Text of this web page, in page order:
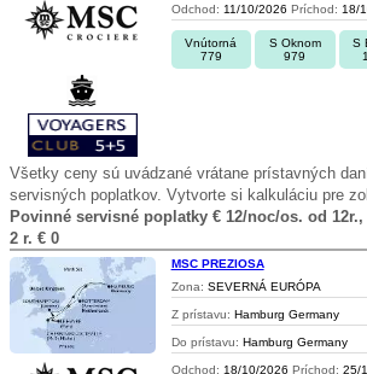
Odchod: 11/10/2026 Príchod: 18/
Vnútorná
779
S Oknom
979
S
Všetky ceny sú uvádzané vrátane prístavných
servisných poplatkov. Vytvorte si kalkuláciu pre
Povinné servisné poplatky € 12/noc/os. od
2 r. € 0
MSC PREZIOSA
Zona: SEVERNÁ EURÓPA
Z prístavu: Hamburg Germany
Do prístavu: Hamburg Germany
Odchod: 18/10/2026 Príchod: 25/